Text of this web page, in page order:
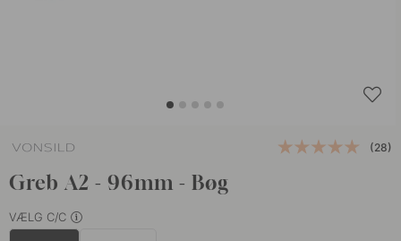
(28)
Greb A2 - 96mm - Bøg
VÆLG C/C